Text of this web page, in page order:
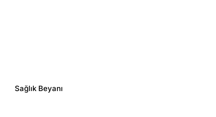
Sağlık Beyanı